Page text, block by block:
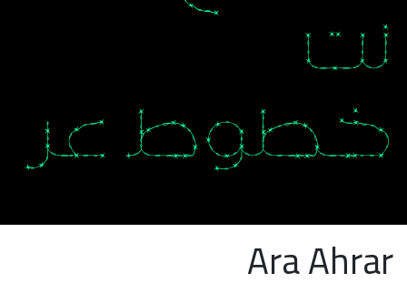
Ara Ahrar